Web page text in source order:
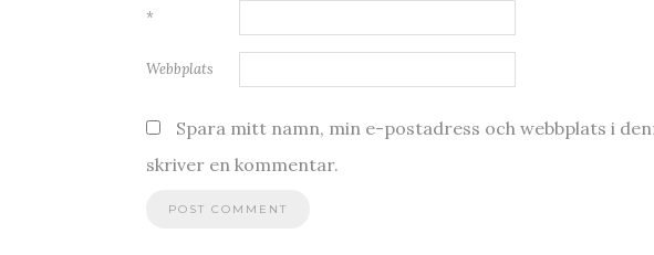
*
Webbplats
Spara mitt namn, min e-postadress och webbplats i
skriver en kommentar.